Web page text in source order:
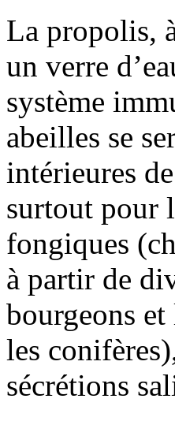
La propolis,
un verre
système
abeilles se
intérieures
surtout pour
fongiques
à partir de
bourgeons
les
sécrétions